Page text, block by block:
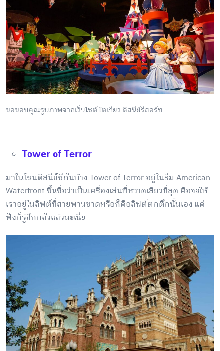
ขอขอบคุณรูปภาพจากเว็บไซต์ โตเกียว ดิสนีย์รีสอร์ท
Tower of Terror
มาในโซนดิสนีย์ซีกันบ้าง Tower of Terror อยู่ในธีม American
Waterfront ขึ้นชื่อว่าเป็นเครื่องเล่นที่หวาดเสียวที่สุด คือจะให้
เราอยู่ในลิฟต์ที่สายพานขาดหรือก็คือลิฟต์ตกตึกนั้นเอง แค่
ฟังก็รู้สึกกลัวแล้วนะเนี่ย